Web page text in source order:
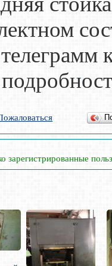
зарегистрированные